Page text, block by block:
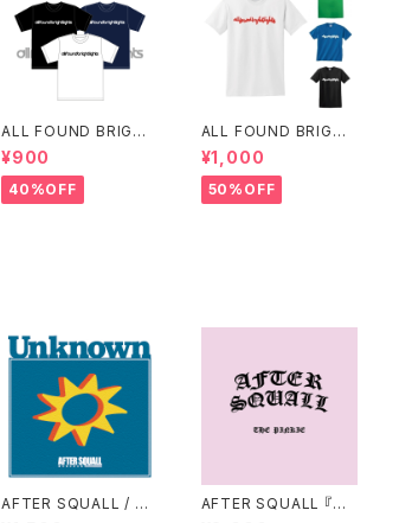
ALL FOUND BRIGHT
LIGTHS スタイリッシュ
ロゴTシャツ
¥900
40%OFF
ALL FOUND BRIGHT
LIGHTS SIMPLE LO
GO T-SHIRTS
¥1,000
50%OFF
AFTER SQUALL / Un
AFTER SQUALL 『TH